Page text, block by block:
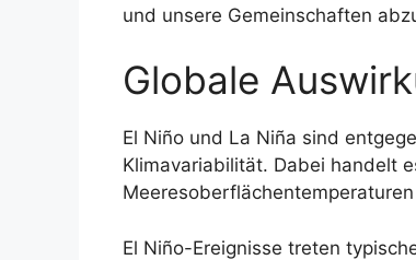
und unsere Gemeinschaften
Globale
El Niño und La Niña sind
Klimavariabilität. Dabei handelt
El Niño-Ereignisse treten